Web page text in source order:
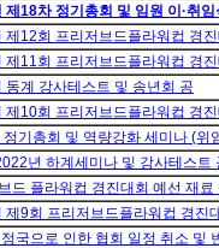
제18차 정기총회 및 임원 이·취임
제12회 프리저브드플라워컵 경
제11회 프리저브드플라워컵 경
동계 강사테스트 및 송년회 공
제10회 프리저브드플라워컵 경
기총회 및 역량강화 세미나 (위
년 하계세미나 및 강사테스트
드 플라워컵 경진대회 예선 재료
제9회 프리저브드플라워컵 경진
국으로 인한 협회 일정 취소 및